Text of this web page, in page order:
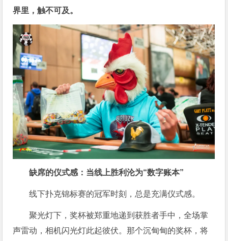
界里，触不可及。
缺席的仪式感：当线上胜利沦为“数字账本”
线下扑克锦标赛的冠军时刻，总是充满仪式感。
聚光灯下，奖杯被郑重地递到获胜者手中，全场掌
声雷动，相机闪光灯此起彼伏。那个沉甸甸的奖杯，将